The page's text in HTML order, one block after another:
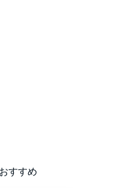
すすめ